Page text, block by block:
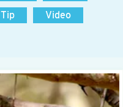
Tip
Video